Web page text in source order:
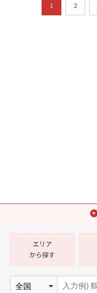
1 2
エリア
から探す